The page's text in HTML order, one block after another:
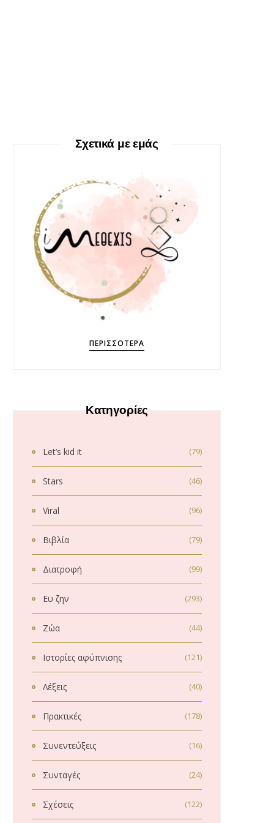
Σχετικά με εμάς
ΠΕΡΙΣΣΌΤΕΡΑ
Κατηγορίες
Let’s kid it (79)
Stars (46)
Viral (96)
Βιβλία (79)
Διατροφή (99)
Ευ ζην (293)
Ζώα (44)
Ιστορίες αφύπνισης (121)
Λέξεις (40)
Πρακτικές (178)
Συνεντεύξεις (16)
Συνταγές (24)
Σχέσεις (122)